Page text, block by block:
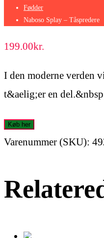
Fødder
Naboso Splay – Tåspredere
199.00kr.
I den moderne verden
t&aelig;er en
Køb her
Varenummer (SKU):